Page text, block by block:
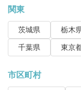
関東
茨城県 栃木
千葉県
東京
市区町村